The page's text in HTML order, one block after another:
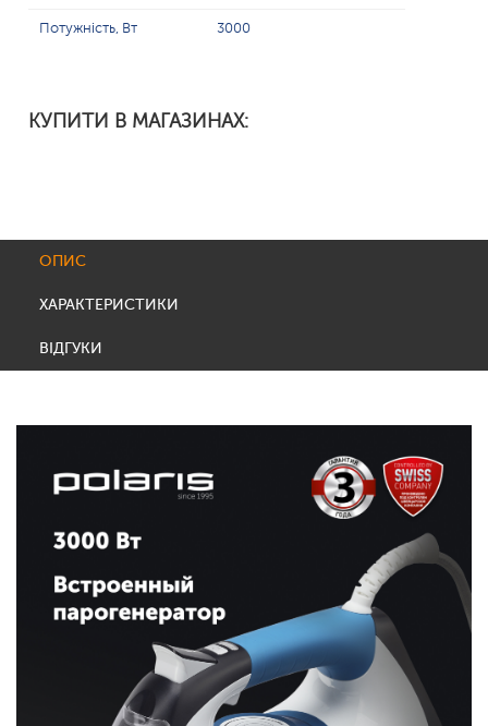
Потужність, Вт 3000
КУПИТИ В МАГАЗИНАХ:
ОПИС
ХАРАКТЕРИСТИКИ
ВІДГУКИ